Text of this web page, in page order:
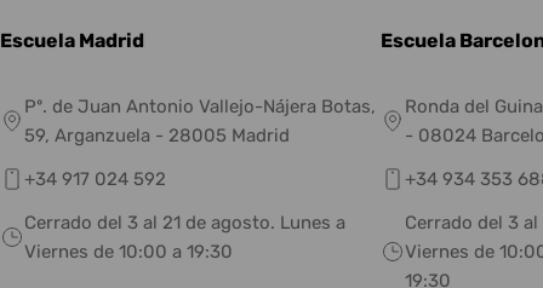
Escuela Madrid
Pº. de Juan Antonio Vallejo-Nájera Botas,
59, Arganzuela - 28005 Madrid
+34 917 024 592
Cerrado del 3 al 21 de agosto. Lunes a
Viernes de 10:00 a 19:30
Escuela
Ronda del
- 08024
+34 934 353
Cerrado del 3
Viernes de
19:30